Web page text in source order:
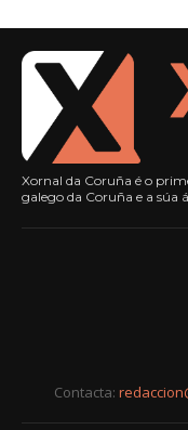
Xornal da Coruña é o
galego da Coruña e a súa
Contacta: